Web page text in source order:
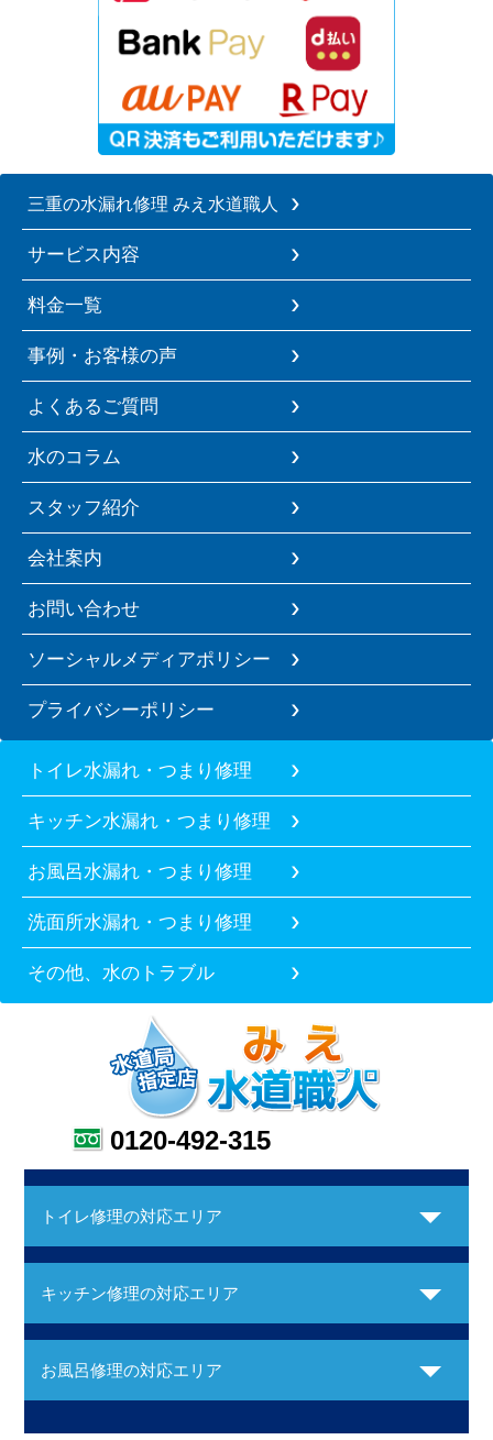
三重の水漏れ修理 みえ水道職人
サービス内容
料金一覧
事例・お客様の声
よくあるご質問
水のコラム
スタッフ紹介
会社案内
お問い合わせ
ソーシャルメディアポリシー
プライバシーポリシー
トイレ水漏れ・つまり修理
キッチン水漏れ・つまり修理
お風呂水漏れ・つまり修理
洗面所水漏れ・つまり修理
その他、水のトラブル
0120-492-315
トイレ修理の対応エリア
キッチン修理の対応エリア
お風呂修理の対応エリア